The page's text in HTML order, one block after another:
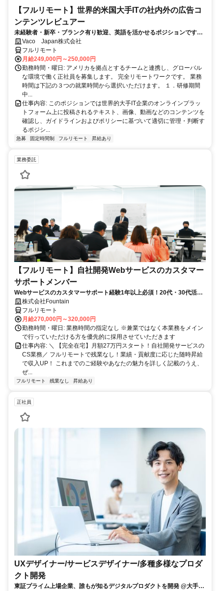
【フルリモート】世界的米国大手ITの社内外の広告コ
ンテンツレビュアー
未経験者・新卒・ブランク有り歓迎、英語を活かせるポジションです。
完全リモート
Vaco Japan株式会社
フルリモート
月給249,000円～250,000円
勤務時間・曜日: アメリカを拠点とするチームと連携し、グローバル
な環境で働く正社員を募集します。 完全リモートワークです。 業務
時間は下記の３つの就業時間から選択いただけます。 １．研修期間
中...
仕事内容: このポジションでは世界的大手IT企業のオンラインプラッ
トフォーム上に投稿されるテキスト、画像、動画などのコンテンツを
確認し、ガイドラインおよびポリシーに基づいて適切に管理・判断す
るポジシ...
急募 固定時間制 フルリモート 昇給あり
業務委託
【フルリモート】自社開発Webサービスのカスタマー
サポートメンバー
Webサービスのカスタマーサポート経験1年以上必須！20代・30代活躍
中！株式会社Fountain
フルリモート
月給270,000円～320,000円
勤務時間・曜日: 業務時間の指定なし ※兼業ではなく本業務をメイン
で行っていただける方を優先的に採用させていただきます
仕事内容: ＼ 【完全在宅】月額27万円スタート！自社開発サービスの
CS業務／ フルリモートで残業なし！業績・貢献度に応じた随時昇給
で収入UP！ これまでのご経験やあなたの魅力を詳しく記載のうえ、
ぜ...
フルリモート 残業なし 昇給あり
正社員
UXデザイナー/サービスデザイナー/多種多様なプロダ
クト開発
東証プライム上場企業、誰もが知るデジタルプロダクトを開発 @大手町